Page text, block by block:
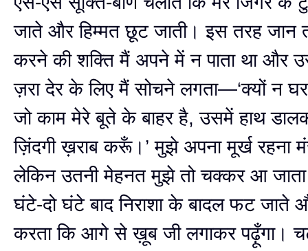
जाते और हिम्मत छूट जाती। इस तरह जान
करने की शक्ति मैं अपने में न पाता था और
ज़रा देर के लिए मैं सोचने लगता—‘क्यों न
जो काम मेरे बूते के बाहर है, उसमें हाथ
ज़िंदगी ख़राब करूँ।’ मुझे अपना मूर्ख रहना
लेकिन उतनी मेहनत मुझे तो चक्कर आ
घंटे-दो घंटे बाद निराशा के बादल फट जाते
करता कि आगे से ख़ूब जी लगाकर पढ़ूँगा।